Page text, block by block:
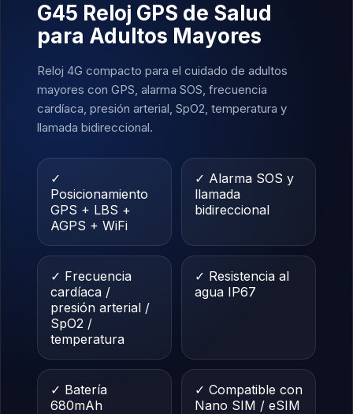
G45 Reloj GPS de Salud
para Adultos Mayores
Reloj 4G compacto para el cuidado de adultos
mayores con GPS, alarma SOS, frecuencia
cardíaca, presión arterial, SpO2, temperatura y
llamada bidireccional.
✓
Posicionamiento
GPS + LBS +
AGPS + WiFi
✓ Alarma SOS y
llamada
bidireccional
✓ Frecuencia
cardíaca /
presión arterial /
SpO2 /
temperatura
✓ Resistencia al
agua IP67
✓ Batería
680mAh
✓ Compatible con
Nano SIM / eSIM